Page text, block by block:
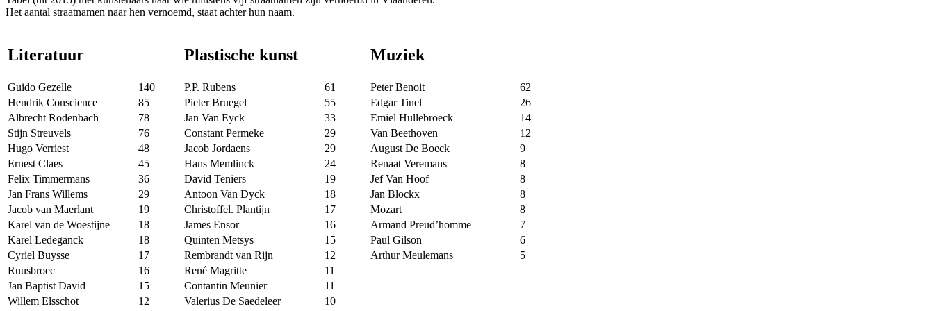
Het aantal straatnamen naar hen vernoemd, staat achter hun naam.
Literatuur Plastische kunst Muziek
Guido Gezelle 140 P.P. Rubens 61 Peter Benoit
62
Hendrik Conscience
85 Pieter Bruegel 55 Edgar Tinel
26
Albrecht Rodenbach
78 Jan Van Eyck 33 Emiel Hullebroeck
14
Stijn Streuvels
76 Constant Permeke 29 Van Beethoven
12
Hugo Verriest
48 Jacob Jordaens 29 August De Boeck
9
Ernest Claes
45 Hans Memlinck 24 Renaat Veremans
8
Felix Timmermans
36 David Teniers 19 Jef Van Hoof
8
Jan Frans Willems
29 Antoon Van Dyck 18 Jan Blockx
8
Jacob van Maerlant
19 Christoffel. Plantijn 17 Mozart
8
Karel van de Woestijne
18 James Ensor 16 Armand Preud’homme
7
Karel Ledeganck
18 Quinten Metsys 15 Paul Gilson
6
Cyriel Buysse
17 Rembrandt van Rijn 12 Arthur Meulemans
5
Ruusbroec
16 René Magritte
11
Jan Baptist David
15 Contantin Meunier
11
Willem Elsschot
12 Valerius De Saedeleer
10